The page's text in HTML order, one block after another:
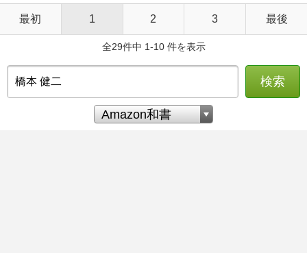
最初 1 2 3 最後
全29件中 1-10 件を表示
検索